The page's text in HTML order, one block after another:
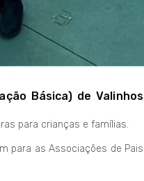
Básica) de Valinhos
para crianças e famílias.
para as Associações de Pais